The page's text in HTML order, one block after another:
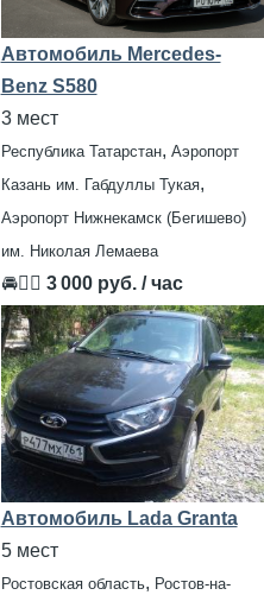
Автомобиль Mercedes-
Benz S580
3 мест
Республика Татарстан, Аэропорт
Казань им. Габдуллы Тукая,
Аэропорт Нижнекамск (Бегишево)
им. Николая Лемаева
🚘👨‍✈ 3 000 руб. / час
Автомобиль Lada Granta
5 мест
Ростовская область, Ростов-на-